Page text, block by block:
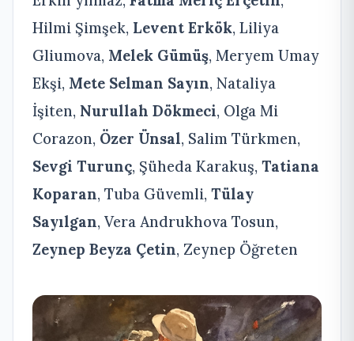
Hilmi Şimşek, Levent Erkök, Liliya
Gliumova, Melek Gümüş, Meryem Umay
Ekşi, Mete Selman Sayın, Nataliya
İşiten, Nurullah Dökmeci, Olga Mi
Corazon, Özer Ünsal, Salim Türkmen,
Sevgi Turunç, Şüheda Karakuş, Tatiana
Koparan, Tuba Güvemli, Tülay
Sayılgan, Vera Andrukhova Tosun,
Zeynep Beyza Çetin, Zeynep Öğreten